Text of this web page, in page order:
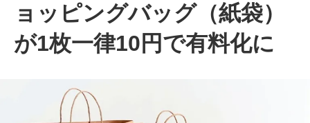
ョッピングバッグ（紙袋）
が1枚一律10円で有料化に